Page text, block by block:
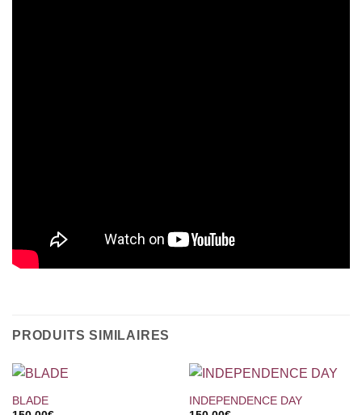
PRODUITS SIMILAIRES
BLADE
INDEPENDENCE DAY